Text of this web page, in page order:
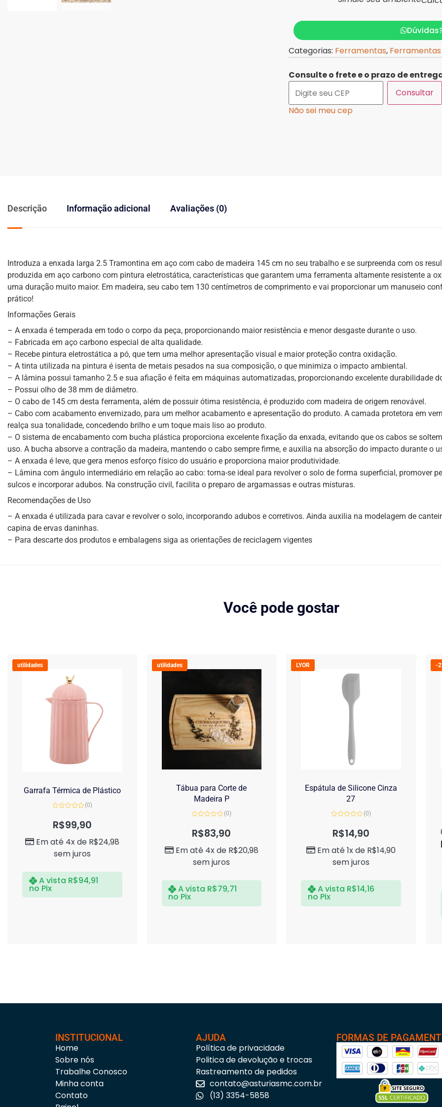
Categorias: Ferramentas,
Consulte o frete e o prazo de
Consultar
Não sei meu cep
Descrição Informação adicional Avaliações (0)
Introduza a enxada larga 2.5 Tramontina em aço com cabo de madeira 145 cm no seu trabalho e se surpreenda com os
produzida em aço carbono com pintura eletrostática, características que garantem uma ferramenta altamente resistente a
uma duração muito maior. Em madeira, seu cabo tem 130 centímetros de comprimento e vai proporcionar um manuseio
prático!
Informações Gerais
– A enxada é temperada em todo o corpo da peça, proporcionando maior resistência e menor desgaste durante o uso.
– Fabricada em aço carbono especial de alta qualidade.
– Recebe pintura eletrostática a pó, que tem uma melhor apresentação visual e maior proteção contra oxidação.
– A tinta utilizada na pintura é isenta de metais pesados na sua composição, o que minimiza o impacto ambiental.
– A lâmina possui tamanho 2.5 e sua afiação é feita em máquinas automatizadas, proporcionando excelente durabilidade
– Possui olho de 38 mm de diâmetro.
– O cabo de 145 cm desta ferramenta, além de possuir ótima resistência, é produzido com madeira de origem renovável.
– Cabo com acabamento envernizado, para um melhor acabamento e apresentação do produto. A camada protetora em
realça sua tonalidade, concedendo brilho e um toque mais liso ao produto.
– O sistema de encabamento com bucha plástica proporciona excelente fixação da enxada, evitando que os cabos se
uso. A bucha absorve a contração da madeira, mantendo o cabo sempre firme, e auxilia na absorção do impacto durante o
– A enxada é leve, que gera menos esforço físico do usuário e proporciona maior produtividade.
– Lâmina com ângulo intermediário em relação ao cabo: torna-se ideal para revolver o solo de forma superficial, promover
sulcos e incorporar adubos. Na construção civil, facilita o preparo de argamassas e outras misturas.
Recomendações de Uso
– A enxada é utilizada para cavar e revolver o solo, incorporando adubos e corretivos. Ainda auxilia na modelagem de
capina de ervas daninhas.
– Para descarte dos produtos e embalagens siga as orientações de reciclagem vigentes
Você pode gostar
utilidades
Garrafa Térmica de Plástico
de
(0)
R$99,90
Em até 4x de R$24,98
sem juros
A vista R$94,91
no Pix
utilidades
Tábua para Corte de
Madeira P
de
(0)
R$83,90
Em até 4x de R$20,98
sem juros
A vista R$79,71
no Pix
LYOR
Espátula de Silicone Cinza
27
de
(0)
R$14,90
Em até 1x de R$14,90
sem juros
A vista R$14,16
no Pix
-
INSTITUCIONAL
Home
Sobre nós
Trabalhe Conosco
Minha conta
Contato
AJUDA
Política de privacidade
Politica de devolução e trocas
Rastreamento de pedidos
contato@asturiasmc.com.br
(13) 3354-5858
FORMAS DE